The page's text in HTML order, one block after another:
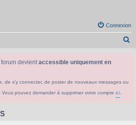
Connexion
forum devientaccessible uniquement en
de s'y connecter, de poster de nouveaux messages ou
pouvez demander à supprimer votre compte ici